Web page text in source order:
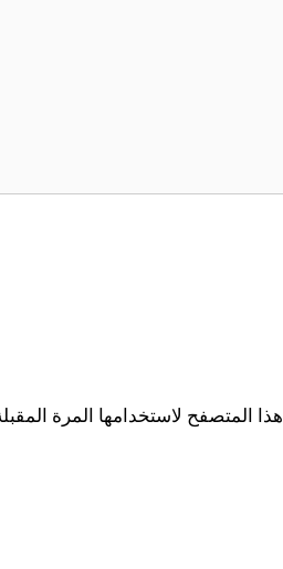
المتصفح لاستخدامها المرة